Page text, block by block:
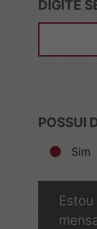
DIGITE
POSSUI
Sim